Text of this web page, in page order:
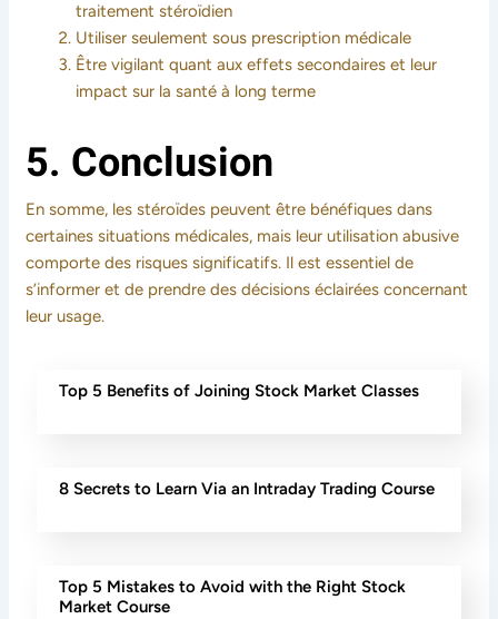
traitement stéroïdien
Utiliser seulement sous prescription médicale
Être vigilant quant aux effets secondaires et leur
impact sur la santé à long terme
5. Conclusion
En somme, les stéroïdes peuvent être bénéfiques dans
certaines situations médicales, mais leur utilisation abusive
comporte des risques significatifs. Il est essentiel de
s’informer et de prendre des décisions éclairées concernant
leur usage.
Top 5 Benefits of Joining Stock Market Classes
8 Secrets to Learn Via an Intraday Trading Course
Top 5 Mistakes to Avoid with the Right Stock
Market Course